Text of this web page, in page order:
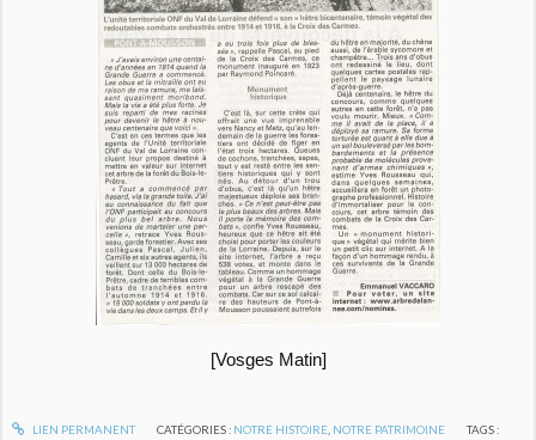
[Vosges Matin]
LIEN PERMANENT CATÉGORIES : NOTRE HISTOIRE, NOTRE PATRIMOINE
TAGS :